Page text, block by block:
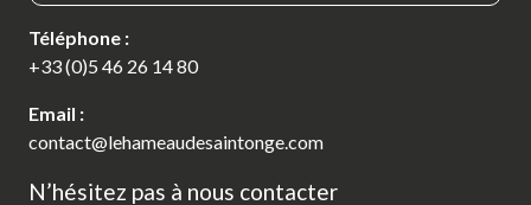
Téléphone :
+33 (0)5 46 26 14 80
Email :
contact@lehameaudesaintonge.com
N’hésitez pas à nous contacter